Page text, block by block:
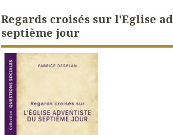
Regards croisés sur l'Eglise
septième jour